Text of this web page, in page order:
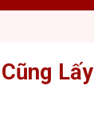
Lấy